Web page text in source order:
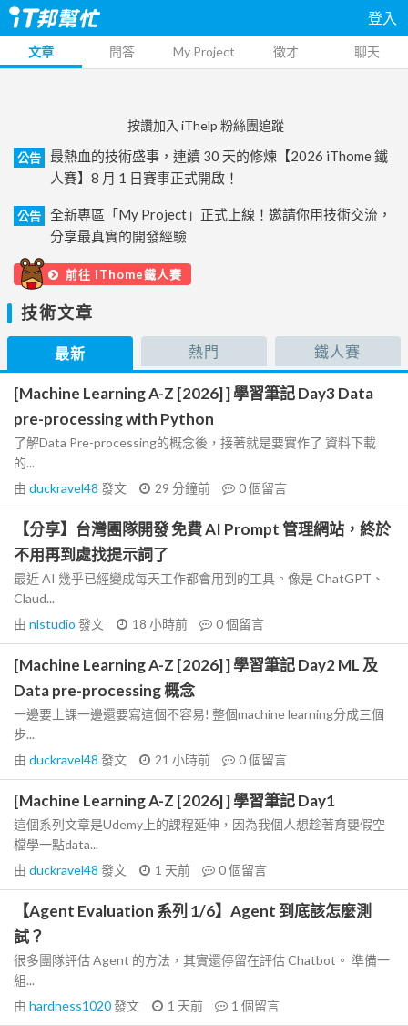
登入
文章 問答 My Project 徵才 聊天
按讚加入 iThelp 粉絲團追蹤
公告
最熱血的技術盛事，連續 30 天的修煉【2026 iThome 鐵
人賽】8 月 1 日賽事正式開啟！
公告
全新專區「My Project」正式上線！邀請你用技術交流，
分享最真實的開發經驗
前往 iThome鐵人賽
技術文章
最新 熱門 鐵人賽
[Machine Learning A-Z [2026] ] 學習筆記 Day3 Data
pre-processing with Python
了解Data Pre-processing的概念後，接著就是要實作了 資料下載
的...
由 duckravel48 發文 29 分鐘前 0個留言
【分享】台灣團隊開發 免費 AI Prompt 管理網站，終於
不用再到處找提示詞了
最近 AI 幾乎已經變成每天工作都會用到的工具。像是 ChatGPT、
Claud...
由 nlstudio 發文 18 小時前 0個留言
[Machine Learning A-Z [2026] ] 學習筆記 Day2 ML 及
Data pre-processing 概念
一邊要上課一邊還要寫這個不容易! 整個machine learning分成三個
步...
由 duckravel48 發文 21 小時前 0個留言
[Machine Learning A-Z [2026] ] 學習筆記 Day1
這個系列文章是Udemy上的課程延伸，因為我個人想趁著育嬰假空
檔學一點data...
由 duckravel48 發文 1 天前 0個留言
【Agent Evaluation 系列 1/6】Agent 到底該怎麼測
試？
很多團隊評估 Agent 的方法，其實還停留在評估 Chatbot。 準備一
組...
由 hardness1020發文 1 天前 1 個留言